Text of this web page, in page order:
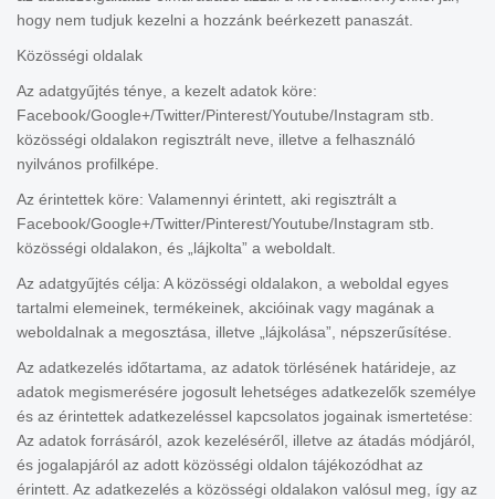
hogy nem tudjuk kezelni a hozzánk beérkezett panaszát.
Közösségi oldalak
Az adatgyűjtés ténye, a kezelt adatok köre:
Facebook/Google+/Twitter/Pinterest/Youtube/Instagram stb.
közösségi oldalakon regisztrált neve, illetve a felhasználó
nyilvános profilképe.
Az érintettek köre: Valamennyi érintett, aki regisztrált a
Facebook/Google+/Twitter/Pinterest/Youtube/Instagram stb.
közösségi oldalakon, és „lájkolta” a weboldalt.
Az adatgyűjtés célja: A közösségi oldalakon, a weboldal egyes
tartalmi elemeinek, termékeinek, akcióinak vagy magának a
weboldalnak a megosztása, illetve „lájkolása”, népszerűsítése.
Az adatkezelés időtartama, az adatok törlésének határideje, az
adatok megismerésére jogosult lehetséges adatkezelők személye
és az érintettek adatkezeléssel kapcsolatos jogainak ismertetése:
Az adatok forrásáról, azok kezeléséről, illetve az átadás módjáról,
és jogalapjáról az adott közösségi oldalon tájékozódhat az
érintett. Az adatkezelés a közösségi oldalakon valósul meg, így az